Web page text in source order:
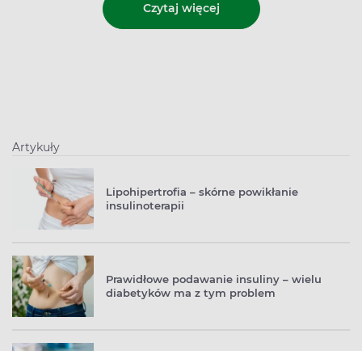
Czytaj więcej
Artykuły
Lipohipertrofia – skórne powikłanie
insulinoterapii
Prawidłowe podawanie insuliny – wielu
diabetyków ma z tym problem